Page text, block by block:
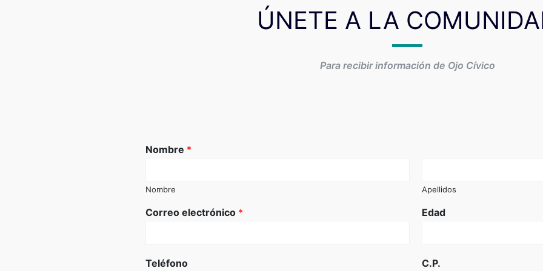
ÚNETE A LA
Para recibir información de Ojo Cívico
Nombre *
Nombre Apellidos
Correo electrónico * Edad
Teléfono C.P.